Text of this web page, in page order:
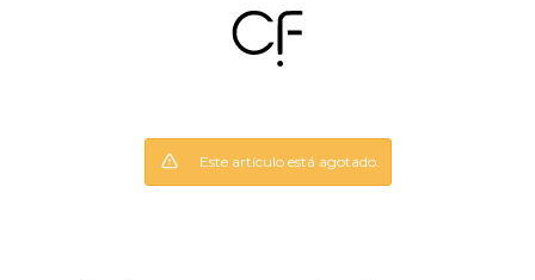
Este artículo está agotado.